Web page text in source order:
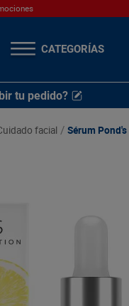
MÁS
.
cerveza
.
.
huevos
.
detergente
tu pedido?
cuidado facial Sérum